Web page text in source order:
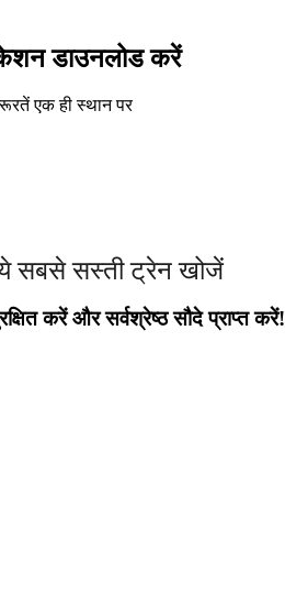
डाउनलोड करें
एक ही स्थान पर
सबसे सस्ती ट्रेन खोजें
करें और सर्वश्रेष्ठ सौदे प्राप्त करें!